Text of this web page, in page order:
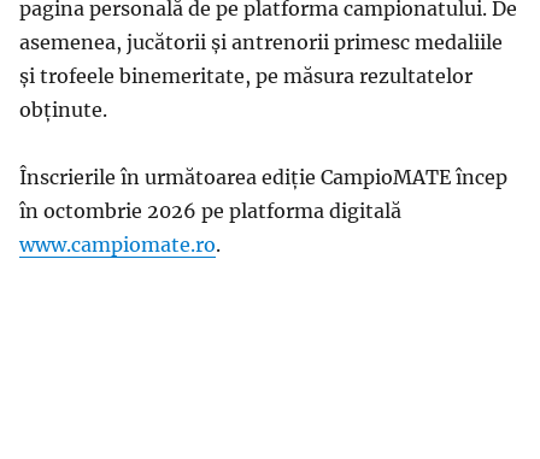
pagina personală de pe platforma campionatului. De
asemenea, jucătorii și antrenorii primesc medaliile
și trofeele binemeritate, pe măsura rezultatelor
obținute.
Înscrierile în următoarea ediție CampioMATE încep
în octombrie 2026 pe platforma digitală
www.campiomate.ro.